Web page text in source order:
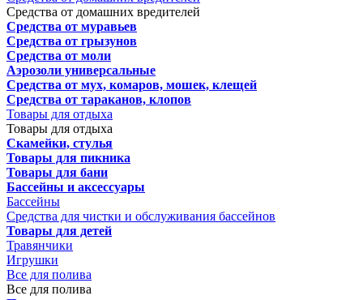
Средства от домашних вредителей
Средства от муравьев
Средства от грызунов
Средства от моли
Аэрозоли универсальные
Средства от мух, комаров, мошек, клещей
Средства от тараканов, клопов
Товары для отдыха
Товары для отдыха
Скамейки, стулья
Товары для пикника
Товары для бани
Бассейны и аксессуары
Бассейны
Средства для чистки и обслуживания бассейнов
Товары для детей
Травянчики
Игрушки
Все для полива
Все для полива